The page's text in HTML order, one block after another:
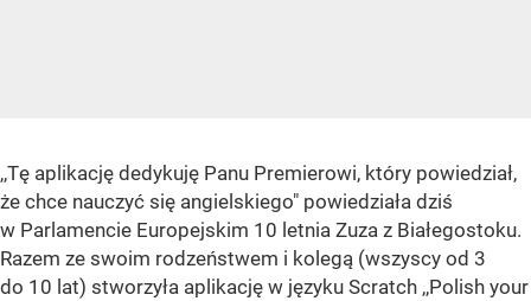
,,Tę aplikację dedykuję Panu Premierowi, który powiedział,
że chce nauczyć się angielskiego" powiedziała dziś
w Parlamencie Europejskim 10 letnia Zuza z Białegostoku.
Razem ze swoim rodzeństwem i kolegą (wszyscy od 3
do 10 lat) stworzyła aplikację w języku Scratch ,,Polish your